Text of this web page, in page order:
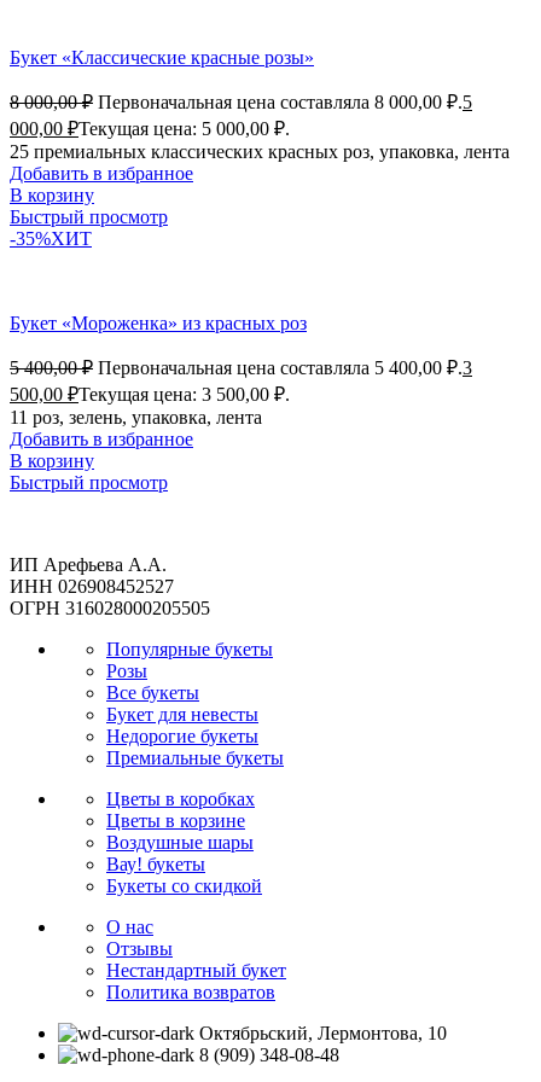
Букет «Классические красные розы»
8 000,00₽ Первоначальная цена составляла 8 000,00 ₽.5
000,00 ₽Текущая цена: 5 000,00 ₽.
25 премиальных классических красных роз, упаковка, лента
Добавить в избранное
В корзину
Быстрый просмотр
-35%ХИТ
Букет «Мороженка» из красных роз
5 400,00₽ Первоначальная цена составляла 5 400,00 ₽.3
500,00 ₽Текущая цена: 3 500,00 ₽.
11 роз, зелень, упаковка, лента
Добавить в избранное
В корзину
Быстрый просмотр
ИП Арефьева А.А.
ИНН 026908452527
ОГРН 316028000205505
Популярные букеты
Розы
Все букеты
Букет для невесты
Недорогие букеты
Премиальные букеты
Цветы в коробках
Цветы в корзине
Воздушные шары
Вау! букеты
Букеты со скидкой
О нас
Отзывы
Нестандартный букет
Политика возвратов
Октябрьский, Лермонтова, 10
8 (909) 348-08-48